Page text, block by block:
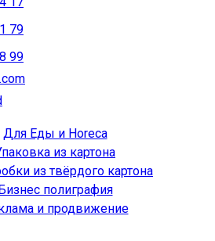
79
99
Для Еды и Horeca
из картона
из твёрдого картона
Бизнес полиграфия
и продвижение